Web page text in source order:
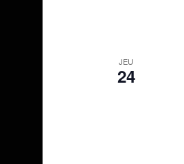
JEU
24